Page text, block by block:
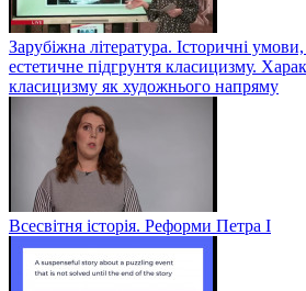
Зарубіжна література. Історичні
естетичне підгрунтя класицизму.
класицизму як художнього напряму
Всесвітня історія. Реформи Петра І